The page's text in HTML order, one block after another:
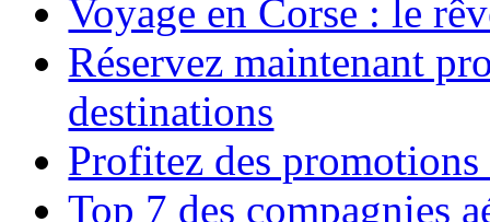
Voyage en Corse : le
Réservez maintenant
destinations
Profitez des
Top 7 des compagnies